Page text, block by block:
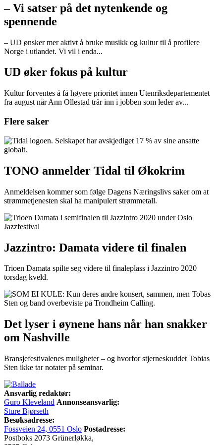
– Vi satser på det nytenkende og
spennende
– UD ønsker mer aktivt å bruke musikk og kultur til å profilere
Norge i utlandet. Vi vil i enda...
UD øker fokus på kultur
Kultur forventes å få høyere prioritet innen Utenriksdepartementet
fra august når Ann Ollestad trår inn i jobben som leder av...
Flere saker
TONO anmelder Tidal til Økokrim
Anmeldelsen kommer som følge Dagens Næringslivs saker om at
strømmetjenesten skal ha manipulert strømmetall.
Jazzintro: Damata videre til finalen
Trioen Damata spilte seg videre til finaleplass i Jazzintro 2020
torsdag kveld.
Det lyser i øynene hans når han snakker
om Nashville
Bransjefestivalenes muligheter – og hvorfor stjerneskuddet Tobias
Sten ikke tar notater på seminar.
Ansvarlig redaktør:
Guro Kleveland Annonseansvarlig:
Sture Bjørseth
Besøksadresse:
Fossveien 24, 0551 Oslo Postadresse:
Postboks 2073 Grünerløkka,